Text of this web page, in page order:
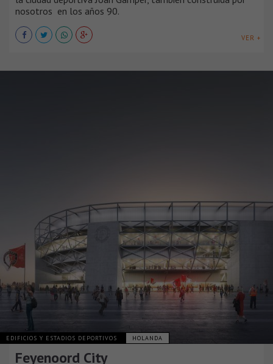
nosotros en los años 90.
VER +
EDIFICIOS Y ESTADIOS DEPORTIVOS HOLANDA
Feyenoord City